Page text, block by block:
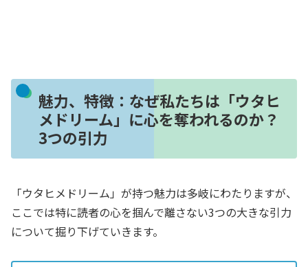
魅力、特徴：なぜ私たちは「ウタヒ
メドリーム」に心を奪われるのか？
3つの引力
「ウタヒメドリーム」が持つ魅力は多岐にわたりますが、
ここでは特に読者の心を掴んで離さない3つの大きな引力
について掘り下げていきます。